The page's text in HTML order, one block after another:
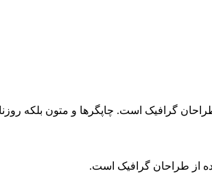
گرافیک است. چاپگرها و متون بلکه
از طراحان گرافیک است.